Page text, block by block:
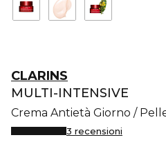
CLARINS
MULTI-INTENSIVE
Crema Antietà Giorno /
3 recensioni